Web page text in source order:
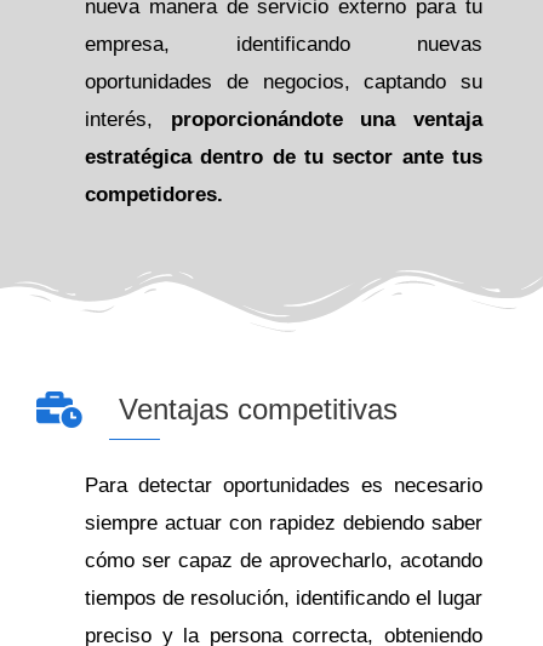
nueva manera de servicio externo para tu
empresa, identificando nuevas
oportunidades de negocios, captando su
interés, proporcionándote una ventaja
estratégica dentro de tu sector ante tus
competidores.
Ventajas competitivas
Para detectar oportunidades es necesario
siempre actuar con rapidez debiendo saber
cómo ser capaz de aprovecharlo, acotando
tiempos de resolución, identificando el lugar
preciso y la persona correcta, obteniendo